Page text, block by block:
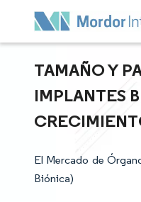
TAMAÑO Y
IMPLANTES
El Mercado de
Biónica)